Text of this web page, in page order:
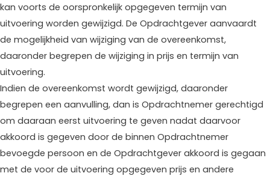
kan voorts de oorspronkelijk opgegeven termijn van
uitvoering worden gewijzigd. De Opdrachtgever aanvaardt
de mogelijkheid van wijziging van de overeenkomst,
daaronder begrepen de wijziging in prijs en termijn van
uitvoering.
Indien de overeenkomst wordt gewijzigd, daaronder
begrepen een aanvulling, dan is Opdrachtnemer gerechtigd
om daaraan eerst uitvoering te geven nadat daarvoor
akkoord is gegeven door de binnen Opdrachtnemer
bevoegde persoon en de Opdrachtgever akkoord is gegaan
met de voor de uitvoering opgegeven prijs en andere